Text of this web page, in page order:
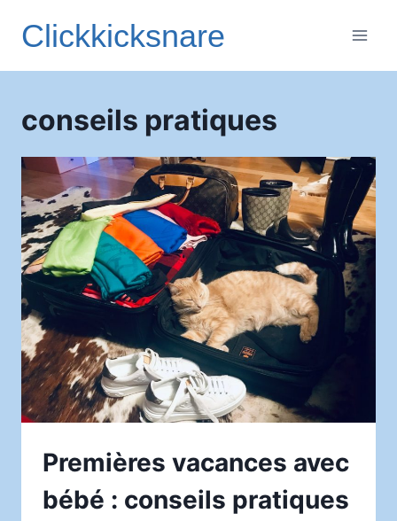
Clickkicksnare
conseils pratiques
Premières vacances avec
bébé : conseils pratiques